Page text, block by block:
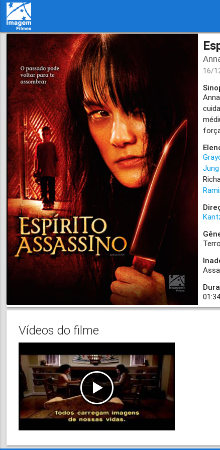
16/
Jung
Vídeos do filme